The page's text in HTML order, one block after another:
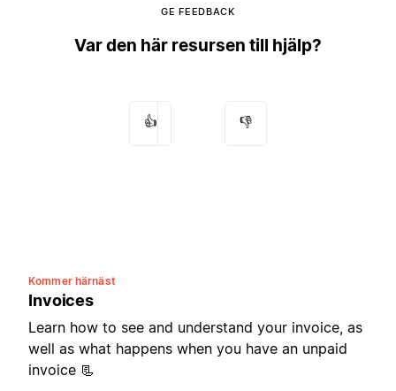
GE FEEDBACK
Var den här resursen till hjälp?
👍 👎
Kommer härnäst
Invoices
Learn how to see and understand your invoice, as
well as what happens when you have an unpaid
invoice 📃